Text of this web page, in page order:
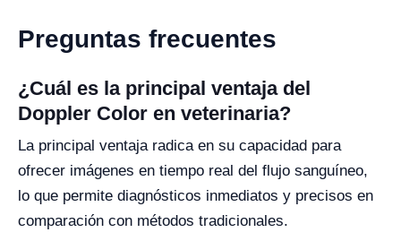
Preguntas frecuentes
¿Cuál es la principal ventaja del
Doppler Color en veterinaria?
La principal ventaja radica en su capacidad para
ofrecer imágenes en tiempo real del flujo sanguíneo,
lo que permite diagnósticos inmediatos y precisos en
comparación con métodos tradicionales.